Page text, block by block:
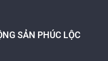
SẢN PHÚC LỘC